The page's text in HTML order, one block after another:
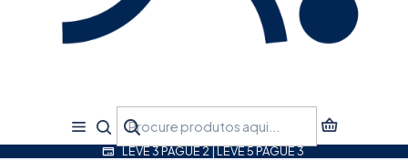
LEVE 3 PAGUE 2 | LEVE 5 PAGUE 3